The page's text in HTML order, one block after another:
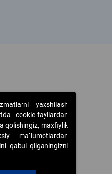
yaxshilash
cookie-fayllardan
qolishingiz, maxfiylik
ma`lumotlardan
qabul qilganingizni